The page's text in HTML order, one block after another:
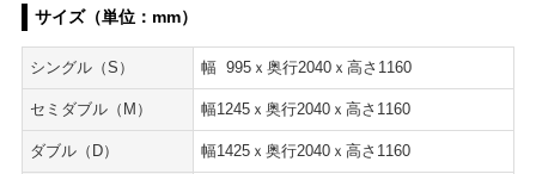
サイズ（単位：mm）
シングル（S） 幅 995ｘ奥行2040ｘ高さ1160
セミダブル（M） 幅1245ｘ奥行2040ｘ高さ1160
ダブル（D） 幅1425ｘ奥行2040ｘ高さ1160